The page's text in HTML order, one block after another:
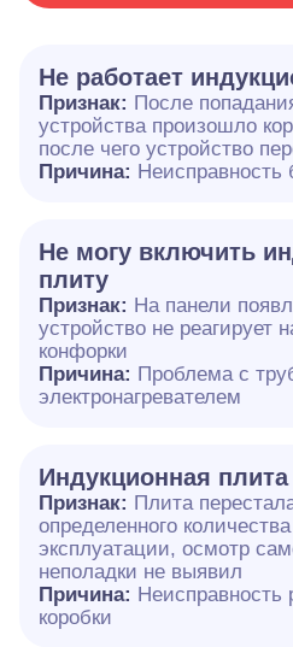
Не работает
Признак: После
устройства произошло
после чего устройство
Причина: Неисправность
Не могу включить
плиту
Признак: На панели
устройство не реагирует
конфорки
Причина: Проблема с
электронагревателем
Индукционная
Признак: Плита
определенного
эксплуатации, осмотр
неполадки не выявил
Причина: Неисправность
коробки